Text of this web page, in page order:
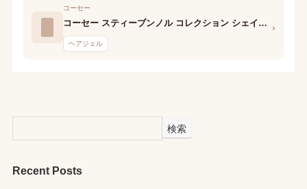
コーセー
コーセー スティーブンノル コレクション シェイプメモリー ジェル
ヘアジェル
›
検索
Recent Posts